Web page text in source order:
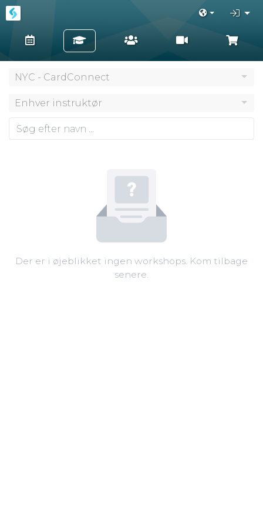
NYC - CardConnect
Enhver instruktør
Der er i øjeblikket ingen workshops. Kom tilbage
senere.